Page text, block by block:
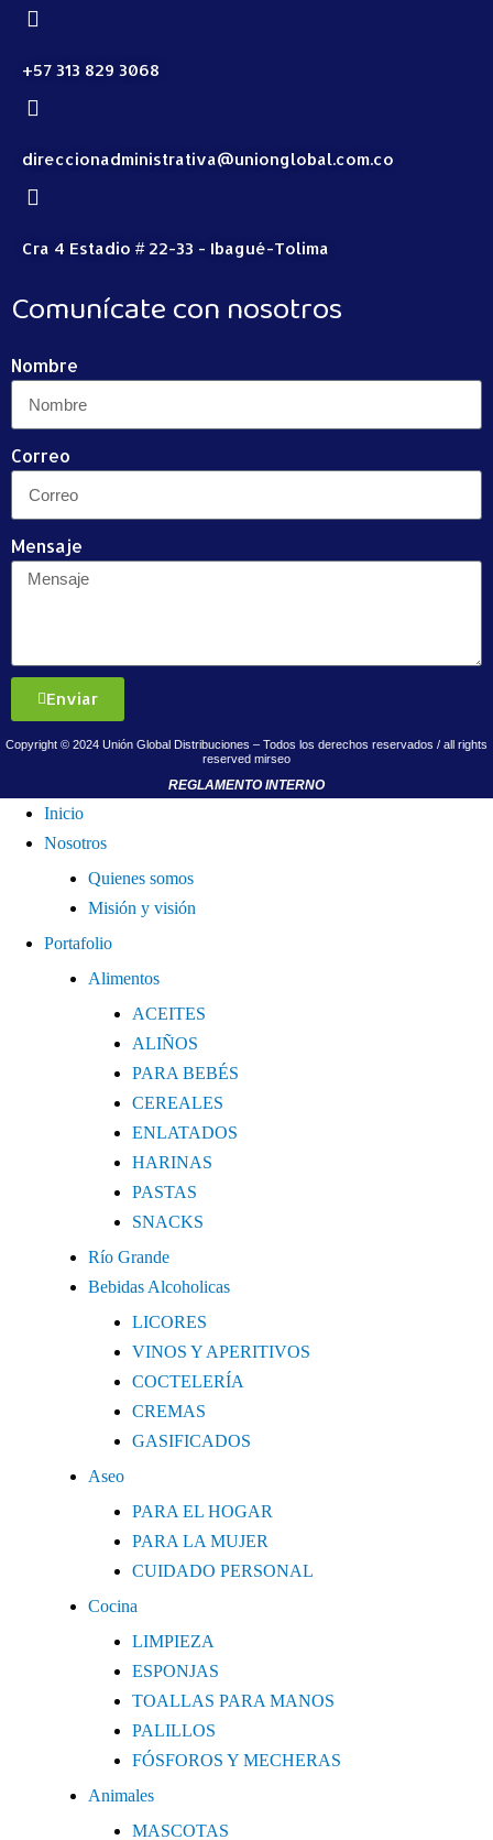
+57 313 829 3068
direccionadministrativa@unionglobal.com.co
Cra 4 Estadio # 22-33 - Ibagué-Tolima
Comunícate con nosotros
Nombre
Correo
Mensaje
Enviar
Copyright © 2024 Unión Global Distribuciones – Todos los derechos reservados / all rights
reserved mirseo
REGLAMENTO INTERNO
Inicio
Nosotros
Quienes somos
Misión y visión
Portafolio
Alimentos
ACEITES
ALIÑOS
PARA BEBÉS
CEREALES
ENLATADOS
HARINAS
PASTAS
SNACKS
Río Grande
Bebidas Alcoholicas
LICORES
VINOS Y APERITIVOS
COCTELERÍA
CREMAS
GASIFICADOS
Aseo
PARA EL HOGAR
PARA LA MUJER
CUIDADO PERSONAL
Cocina
LIMPIEZA
ESPONJAS
TOALLAS PARA MANOS
PALILLOS
FÓSFOROS Y MECHERAS
Animales
MASCOTAS